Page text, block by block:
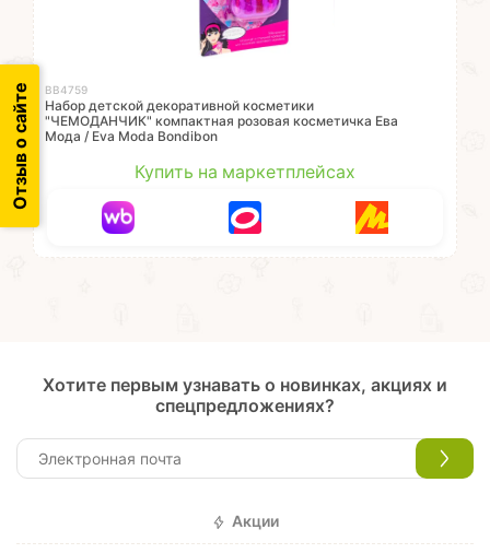
ВВ4759
Набор детской декоративной косметики
"ЧЕМОДАНЧИК" компактная розовая косметичка Ева
Мода / Eva Moda Bondibon
Купить на маркетплейсах
Отзыв о сайте
Хотите первым узнавать о новинках, акциях и
спецпредложениях?
Акции